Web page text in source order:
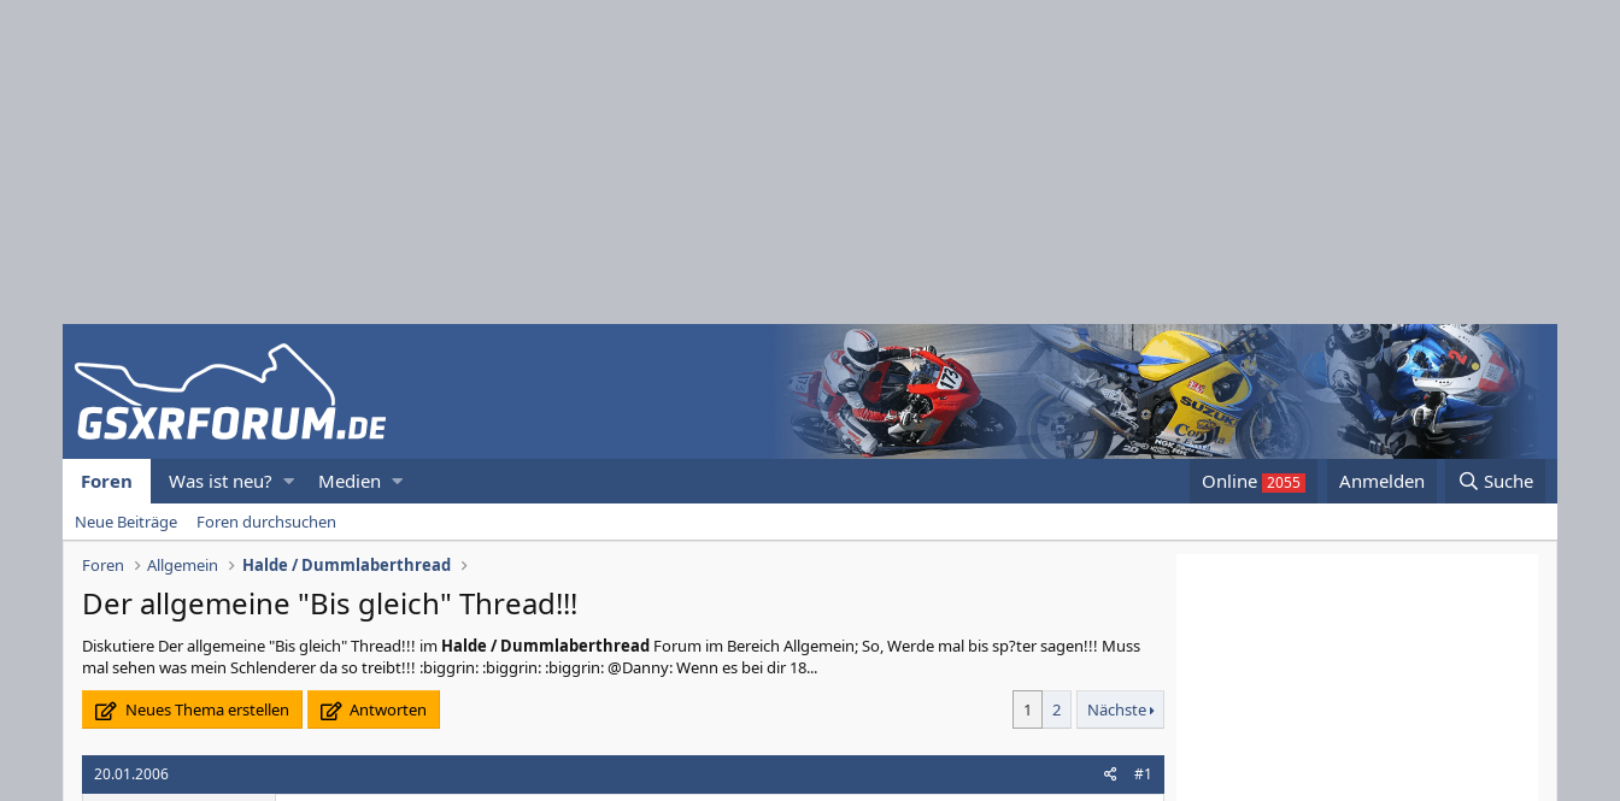
Foren Was ist neu? Medien Online Anmelden Suche
Neue Beiträge
Foren durchsuchen
Foren
Allgemein Halde / Dummlaberthread
Der allgemeine "Bis gleich" Thread!!!
Diskutiere Der allgemeine "Bis gleich" Thread!!! im Halde / Dummlaberthread Forum im Bereich Allgemein; So, Werde mal bis sp?ter sagen!!! Muss
mal sehen was mein Schlenderer da so treibt!!! :biggrin: :biggrin: :biggrin: @Danny: Wenn es bei dir 18...
Neues Thema erstellen
Antworten 1 2 Nächste
20.01.2006 #1